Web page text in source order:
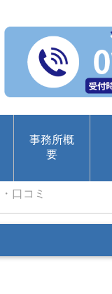
事務所概
要
口コミ